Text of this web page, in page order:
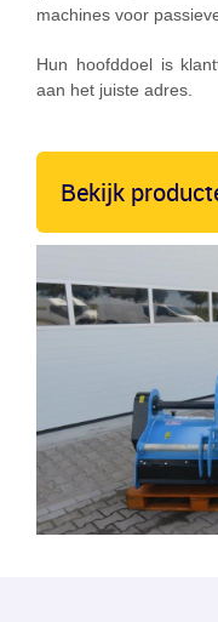
machines voor
Hun hoofddoel is
aan het juiste adres.
Bekijk